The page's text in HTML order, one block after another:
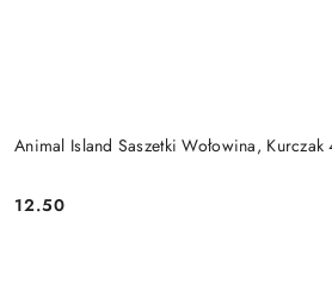
Animal Island Saszetki Wołowina, Kurczak
Cena:
12.50